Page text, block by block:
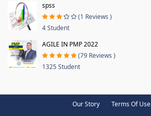
spss
(1 Reviews )
4 Student
AGILE IN PMP 2022
(79 Reviews )
1325 Student
Our Story Terms Of Use